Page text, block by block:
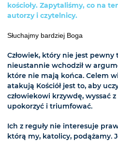
kościoły. Zapytaliśmy, co na
autorzy i czytelnicy.
Słuchajmy bardziej Boga
Człowiek, który nie jest
nieustannie wchodził w
które nie mają końca. Celem
atakują Kościół jest to, aby
człowiekowi krzywdę, wyssać
upokorzyć i triumfować.
Ich z reguły nie interesuje
którą my, katolicy, podążamy.